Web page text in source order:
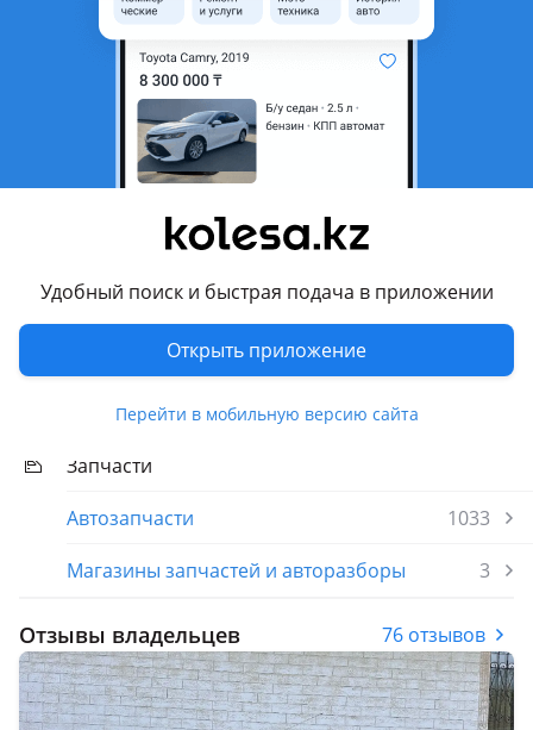
Удобный поиск и быстрая подача в приложении
Открыть приложение
Перейти в мобильную версию сайта
Подходит на авто
2002 - 2005 1 поколение (TB), 2005 - 2011 1 поколение
рестайлинг (TB)
Привозной из Германии
Перевести
Другие объявления продавца
Запчасти
Автозапчасти
1033
Магазины запчастей и авторазборы
3
Отзывы владельцев 76 отзывов